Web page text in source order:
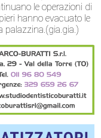
le operazioni di
hanno evacuato le
palazzina.(gia.gia.)